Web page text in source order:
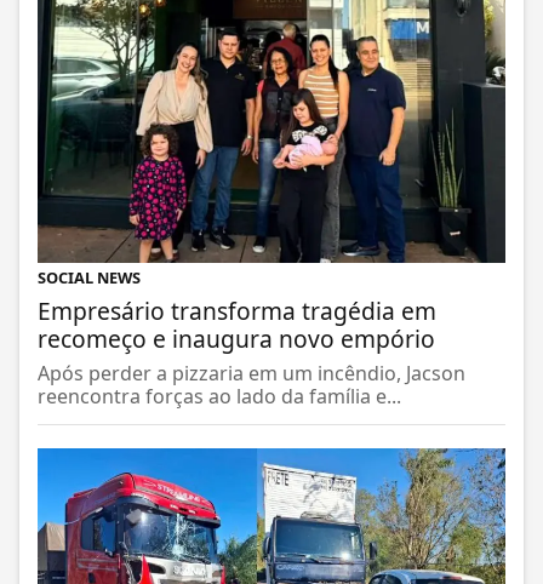
SOCIAL NEWS
Empresário transforma tragédia em
recomeço e inaugura novo empório
Após perder a pizzaria em um incêndio, Jacson
reencontra forças ao lado da família e...